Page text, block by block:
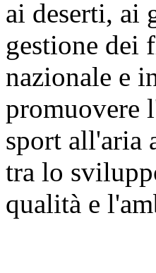
ai deserti, ai
gestione dei
nazionale e
promuovere
sport all'aria
tra lo
qualità e